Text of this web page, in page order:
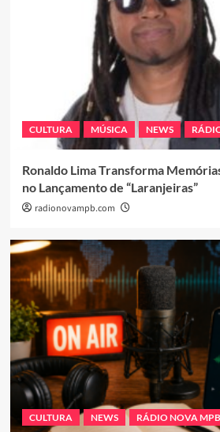
CULTURA MÚSICA NEWS
Ronaldo Lima Transforma
no Lançamento de “Laranjeiras”
radionovampb.com
CULTURA NEWS RÁDIO NOVA MPB